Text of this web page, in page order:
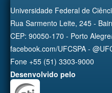
Universidade Federal de
Rua Sarmento Leite, 245 -
CEP: 90050-170 - Porto
facebook.com/UFCSPA -
Fone +55 (51) 3303-9000
Desenvolvido pelo